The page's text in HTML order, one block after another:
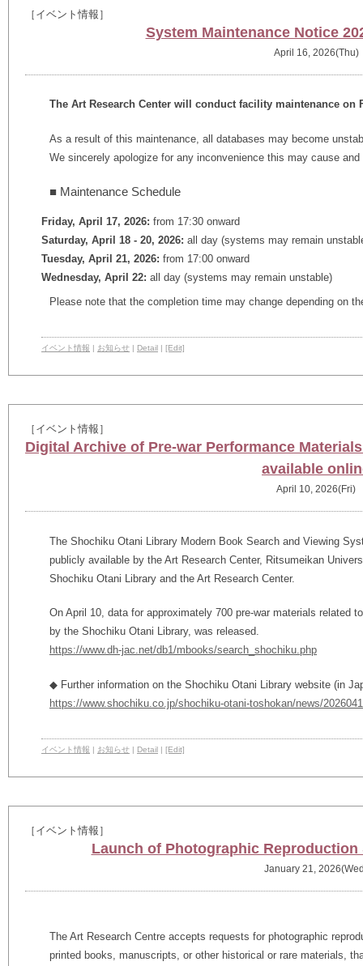
［イベント情報］
System Maintenance Notice
April 16, 2026(Thu)
The Art Research Center will conduct facility maintenance on
As a result of this maintenance, all databases may become
We sincerely apologize for any inconvenience this may cause
■ Maintenance Schedule
Friday, April 17, 2026: from 17:30 onward
Saturday, April 18 - 20, 2026: all day (systems may remain
Tuesday, April 21, 2026: from 17:00 onward
Wednesday, April 22: all day (systems may remain unstable)
Please note that the completion time may change depending on
イベント情報 | お知らせ | Detail | [Edit]
［イベント情報］
Digital Archive of Pre-war Performance
available
April 10, 2026(Fri)
The Shochiku Otani Library Modern Book Search and Viewing
publicly available by the Art Research Center, Ritsumeikan
Shochiku Otani Library and the Art Research Center.
On April 10, data for approximately 700 pre-war materials related
by the Shochiku Otani Library, was released.
https://www.dh-jac.net/db1/mbooks/search_shochiku.php
◆ Further information on the Shochiku Otani Library website (in
https://www.shochiku.co.jp/shochiku-otani-toshokan/news/
イベント情報 | お知らせ | Detail | [Edit]
［イベント情報］
Launch of Photographic Reproduction
January 21,
The Art Research Centre accepts requests for photographic
printed books, manuscripts, or other historical or rare materials,